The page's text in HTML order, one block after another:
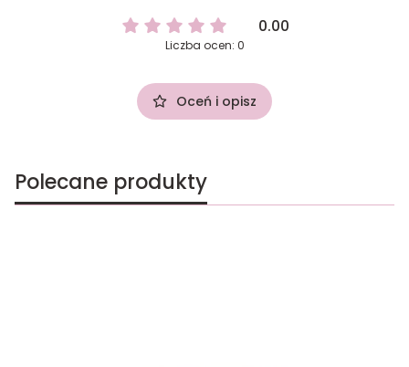
0.00
Liczba ocen: 0
Oceń i opisz
Polecane produkty